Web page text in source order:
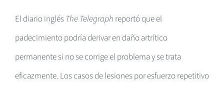
El diario inglés The Telegraph reportó que el
padecimiento podría derivar en daño artrítico
permanente si no se corrige el problema y se trata
eficazmente. Los casos de lesiones por esfuerzo repetitivo